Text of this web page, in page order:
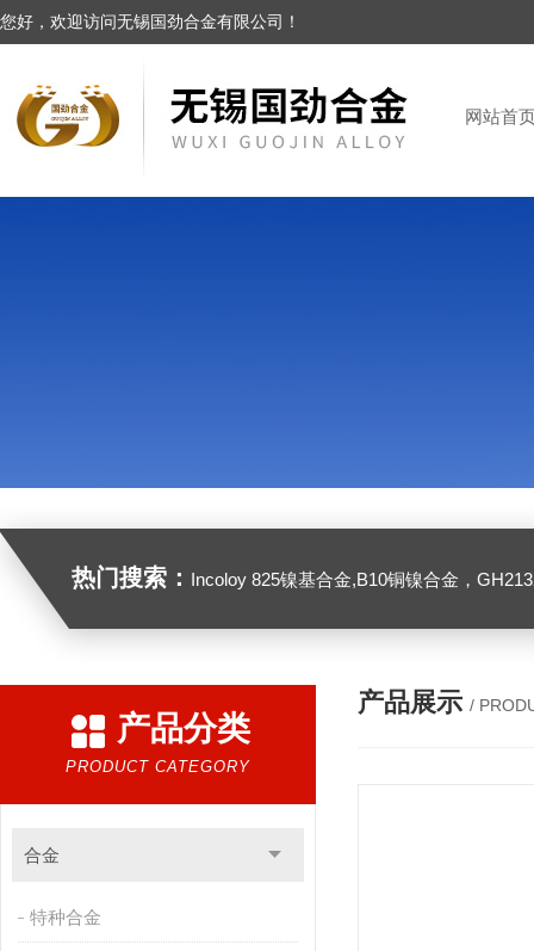
您好，欢迎访问无锡国劲合金有限公司！
网站首
热门搜索： Incoloy 825镍基合金,B10铜镍合金，GH2132高温合金，C276
产品分类
PRODUCT CATEGORY
合金
特种合金
产品展示 /